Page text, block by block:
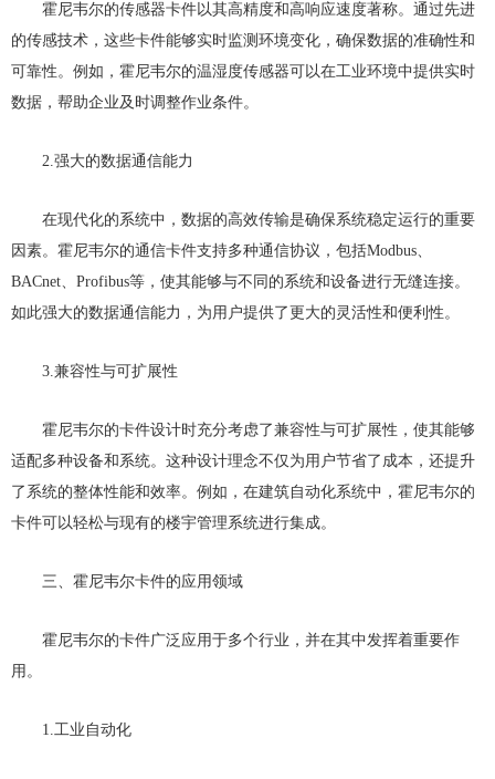
霍尼韦尔的传感器卡件以其高精度和高响应速度著称。通过先进
的传感技术，这些卡件能够实时监测环境变化，确保数据的准确性和
可靠性。例如，霍尼韦尔的温湿度传感器可以在工业环境中提供实时
数据，帮助企业及时调整作业条件。
2.强大的数据通信能力
在现代化的系统中，数据的高效传输是确保系统稳定运行的重要
因素。霍尼韦尔的通信卡件支持多种通信协议，包括Modbus、
BACnet、Profibus等，使其能够与不同的系统和设备进行无缝连接。
如此强大的数据通信能力，为用户提供了更大的灵活性和便利性。
3.兼容性与可扩展性
霍尼韦尔的卡件设计时充分考虑了兼容性与可扩展性，使其能够
适配多种设备和系统。这种设计理念不仅为用户节省了成本，还提升
了系统的整体性能和效率。例如，在建筑自动化系统中，霍尼韦尔的
卡件可以轻松与现有的楼宇管理系统进行集成。
三、霍尼韦尔卡件的应用领域
霍尼韦尔的卡件广泛应用于多个行业，并在其中发挥着重要作
用。
1.工业自动化